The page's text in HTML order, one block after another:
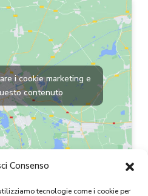
Consenso
tecnologie come i cookie per
i cookie marketing e
contenuto